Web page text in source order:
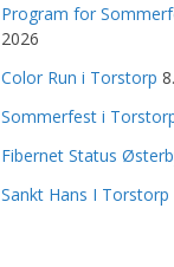
Program for
2026
Color Run i Torstorp
Sommerfest i
Fibernet Status
Sankt Hans I Torstorp